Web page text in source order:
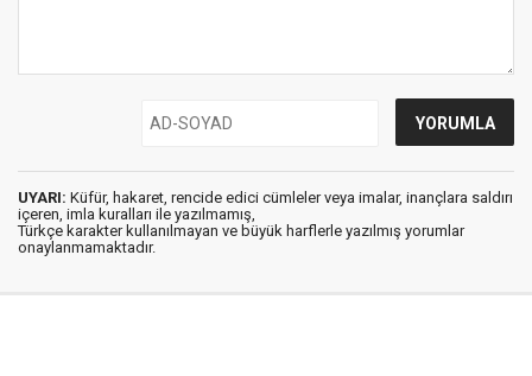
UYARI: Küfür, hakaret, rencide edici cümleler veya imalar, inançlara saldırı
içeren, imla kuralları ile yazılmamış,
Türkçe karakter kullanılmayan ve büyük harflerle yazılmış yorumlar
onaylanmamaktadır.